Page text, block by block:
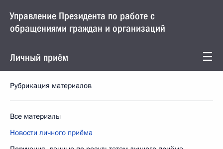
Управление Президента по работе с
обращениями граждан и организаций
Личный приём
Рубрикация материалов
Все материалы
Новости личного приёма